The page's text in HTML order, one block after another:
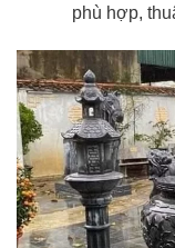
phù hợp,